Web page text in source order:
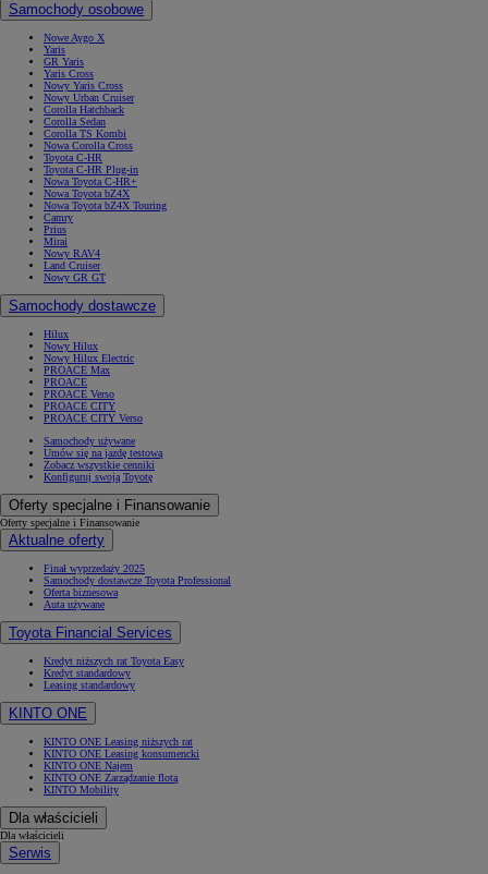
Samochody osobowe
Nowe Aygo X
Yaris
GR Yaris
Yaris Cross
Nowy Yaris Cross
Nowy Urban Cruiser
Corolla Hatchback
Corolla Sedan
Corolla TS Kombi
Nowa Corolla Cross
Toyota C-HR
Toyota C-HR Plug-in
Nowa Toyota C-HR+
Nowa Toyota bZ4X
Nowa Toyota bZ4X Touring
Camry
Prius
Mirai
Nowy RAV4
Land Cruiser
Nowy GR GT
Samochody dostawcze
Hilux
Nowy Hilux
Nowy Hilux Electric
PROACE Max
PROACE
PROACE Verso
PROACE CITY
PROACE CITY Verso
Samochody używane
Umów się na jazdę testową
Zobacz wszystkie cenniki
Konfiguruj swoją Toyotę
Oferty specjalne i Finansowanie
Oferty specjalne i Finansowanie
Aktualne oferty
Finał wyprzedaży 2025
Samochody dostawcze Toyota Professional
Oferta biznesowa
Auta używane
Toyota Financial Services
Kredyt niższych rat Toyota Easy
Kredyt standardowy
Leasing standardowy
KINTO ONE
KINTO ONE Leasing niższych rat
KINTO ONE Leasing konsumencki
KINTO ONE Najem
KINTO ONE Zarządzanie flotą
KINTO Mobility
Dla właścicieli
Dla właścicieli
Serwis